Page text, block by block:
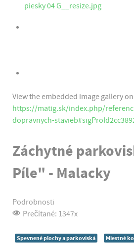
View the embedded image gallery
https://matig.sk/index.php/
dopravnych-
Záchytné
Píle" - Malacky
Podrobnosti
Prečítané: 1347x
Spevnené plochy a parkoviská Miestné